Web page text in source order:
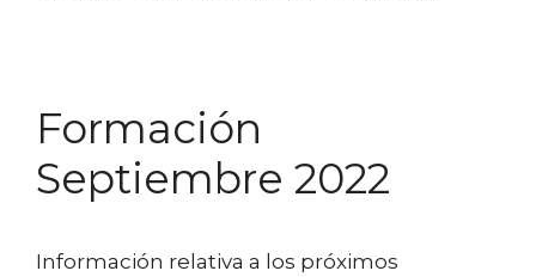
Formación
Septiembre 2022
Información relativa a los próximos